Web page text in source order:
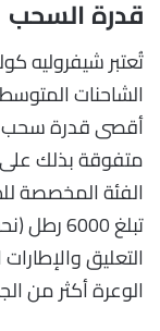
قدرة السحب
الشاحنات
متفوقة بذلك
التعليق
الوعرة أكثر من